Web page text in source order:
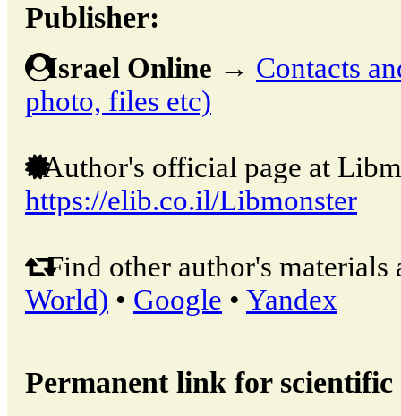
Publisher:
Israel Online → Contacts
photo, files etc)
Author's official page at
https://elib.co.il/Libmonster
Find other author's materials
World) • Google • Yandex
Permanent link for